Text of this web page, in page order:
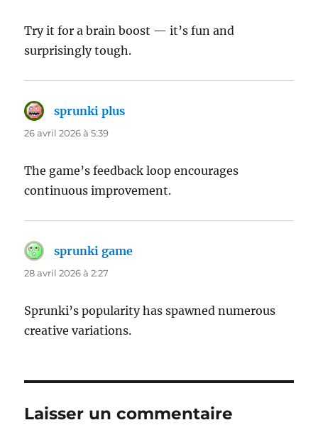
Try it for a brain boost — it’s fun and
surprisingly tough.
sprunki plus
26 avril 2026 à 5:39
The game’s feedback loop encourages
continuous improvement.
sprunki game
28 avril 2026 à 2:27
Sprunki’s popularity has spawned numerous
creative variations.
Laisser un commentaire